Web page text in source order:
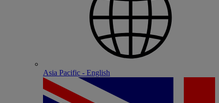
Asia Pacific - English